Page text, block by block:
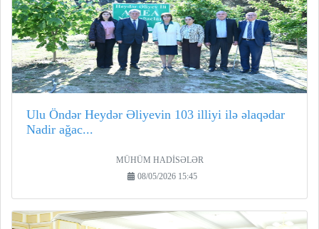
Ulu Öndər Heydər Əliyevin 103 illiyi ilə əlaqədar
Nadir ağac...
MÜHÜM HADİSƏLƏR
08/05/2026 15:45